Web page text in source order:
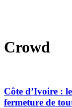
Crowd
Côte d’Ivoire :
fermeture de